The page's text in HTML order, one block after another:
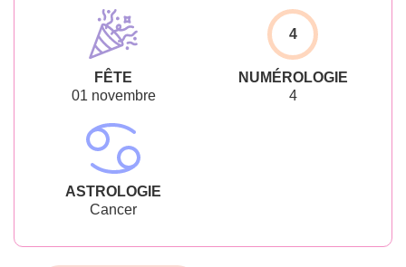
FÊTE
01 novembre
4
NUMÉROLOGIE
4
ASTROLOGIE
Cancer